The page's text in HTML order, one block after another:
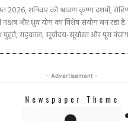
2026, शनिवार को श्रावण कृष्ण दशमी,
नक्षत्र और ध्रुव योग का विशेष संयोग बन रहा
राहुकाल, सूर्योदय-सूर्यास्त और पूरा
- Advertisement -